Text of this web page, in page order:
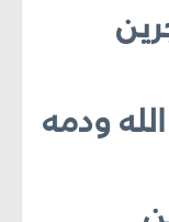
ودمه